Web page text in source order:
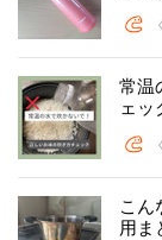
常温
ェッ
こん
用ま